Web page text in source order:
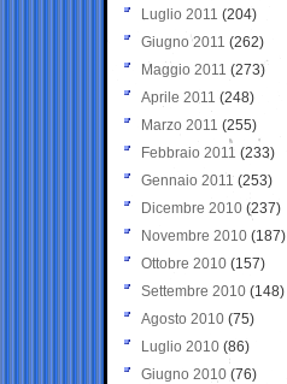
Luglio 2011 (204)
Giugno 2011 (262)
Maggio 2011 (273)
Aprile 2011 (248)
Marzo 2011 (255)
Febbraio 2011 (233)
Gennaio 2011 (253)
Dicembre 2010 (237)
Novembre 2010 (187)
Ottobre 2010 (157)
Settembre 2010 (148)
Agosto 2010 (75)
Luglio 2010 (86)
Giugno 2010 (76)